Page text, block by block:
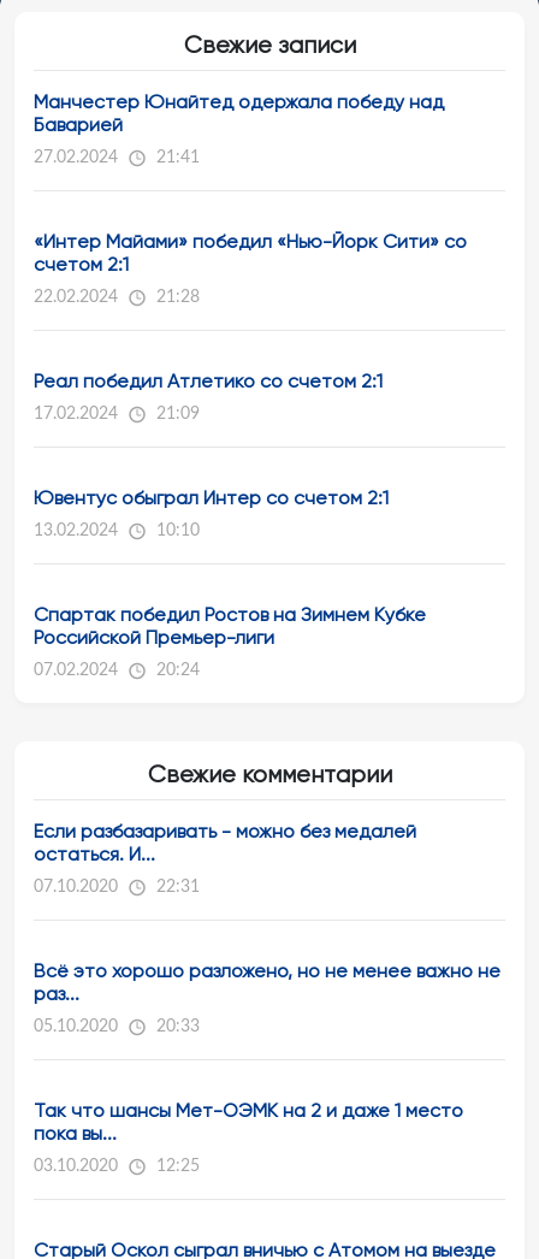
Свежие записи
Манчестер Юнайтед одержала победу над
Баварией
27.02.2024 21:41
«Интер Майами» победил «Нью-Йорк Сити» со
счетом 2:1
22.02.2024 21:28
Реал победил Атлетико со счетом 2:1
17.02.2024 21:09
Ювентус обыграл Интер со счетом 2:1
13.02.2024 10:10
Спартак победил Ростов на Зимнем Кубке
Российской Премьер-лиги
07.02.2024 20:24
Свежие комментарии
Если разбазаривать - можно без медалей
остаться. И...
07.10.2020 22:31
Всё это хорошо разложено, но не менее важно не
раз...
05.10.2020 20:33
Так что шансы Мет-ОЭМК на 2 и даже 1 место
пока вы...
03.10.2020 12:25
Старый Оскол сыграл вничью с Атомом на выезде